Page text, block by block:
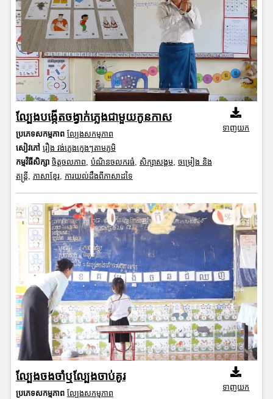
ល្បែងបង្កើតចង្វាក់ភ្លេងជាមួយកូនកាស
ប្រភេទសកម្មភាព ល្បែងសកម្មភាព
សៀវភៅ រឿង វង់ភ្លេងក្មេងៗតាមភូមិ
កម្មវិធីសិក្សា ចិត្តចលភាព, បំណិនចលករធំ, សិក្សាសង្គម, ចម្រៀង និង
តន្ត្រី, ភាសាខ្មែរ, ការយល់ដឹងពីភាសាដទៃ
ទាញយក
ល្បែងចងចាំឬល្បែងចាប់គូរ
ប្រភេទសកម្មភាព ល្បែងសកម្មភាព
ទាញយក